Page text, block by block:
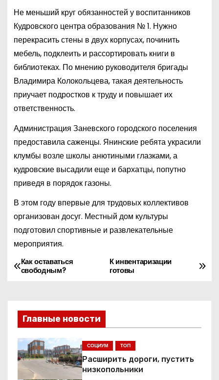
Не меньший круг обязанностей у воспитанников
Кудровского центра образования № 1. Нужно
перекрасить стены в двух корпусах, починить
мебель, подклеить и рассортировать книги в
библиотеках. По мнению руководителя бригады
Владимира Колокольцева, такая деятельность
приучает подростков к труду и повышает их
ответственность.
Администрация Заневского городского поселения
предоставила саженцы. Янинские ребята украсили
клумбы возле школы анютиными глазками, а
кудровские высадили еще и бархатцы, попутно
приведя в порядок газоны.
В этом году впервые для трудовых коллективов
организован досуг. Местный дом культуры
подготовил спортивные и развлекательные
мероприятия.
Н
в
и
г
а
К инвентаризации
готовы
Как оставаться
свободным?
Главные новости
СОЦИУМ ТОП
Расширить дороги, пустить
низкопольники